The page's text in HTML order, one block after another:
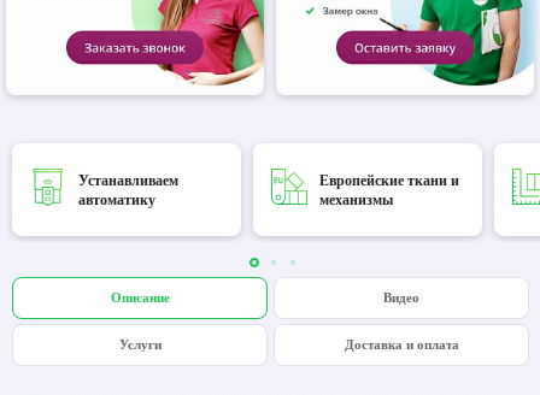
Устанавливаем
автоматику
Европейские ткани и
механизмы
Описание Видео
Услуги Доставка и оплата